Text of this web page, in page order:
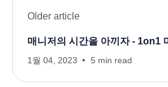
Older article
매니저의 시간을 아끼자 - 1on1
1월 04, 2023 5 min read